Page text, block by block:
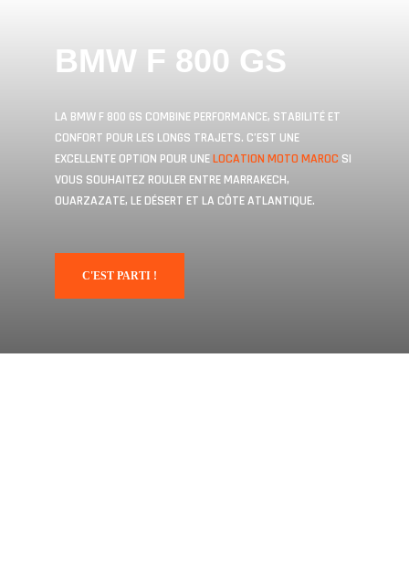
BMW F 800 GS
LA BMW F 800 GS COMBINE PERFORMANCE, STABILITÉ ET
CONFORT POUR LES LONGS TRAJETS. C’EST UNE
EXCELLENTE OPTION POUR UNELOCATION MOTO MAROC SI
VOUS SOUHAITEZ ROULER ENTRE MARRAKECH,
OUARZAZATE, LE DÉSERT ET LA CÔTE ATLANTIQUE.
C'EST PARTI !